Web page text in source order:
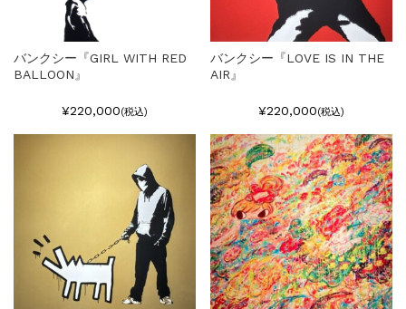
バンクシー『GIRL WITH RED
BALLOON』
¥220,000(税込)
バンクシー『LOVE IS IN THE
AIR』
¥220,000(税込)